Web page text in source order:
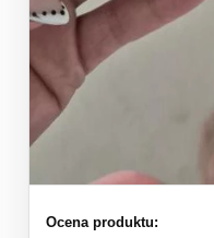
Ocena produktu: